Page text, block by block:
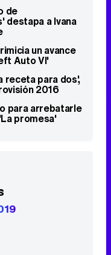
de
destapa a Ivana
un avance
Auto VI'
receta para dos',
2016
para arrebatarle
promesa'